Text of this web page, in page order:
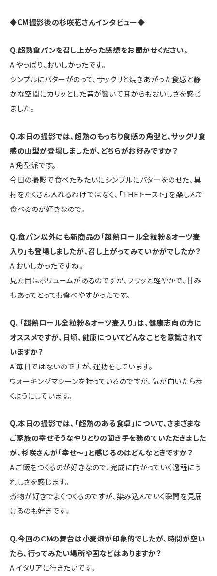
◆CM撮影後の杉咲花さんインタビュー◆
Q.超熟食パンを召し上がった感想をお聞かせください。
A.やっぱり、おいしかったです。
シンプルにバターがのって、サックリと焼きあがった食感と静
かな空間にカリッとした音が響いて耳からもおいしさを感じ
ました。
Q.本日の撮影では、超熟のもっちり食感の角型と、サックリ食
感の山型が登場しましたが、どちらがお好みですか？
A.角型派です。
今日の撮影で食べたみたいにシンプルにバターをのせた、具
材をたくさん入れるわけではなく、「THEトースト」を楽しんで
食べるのが好きなので。
Q.食パン以外にも新商品の「超熟ロール全粒粉＆オーツ麦
入り」も登場しましたが、召し上がってみていかがでしたか？
A.おいしかったですね。
見た目はボリュームがあるのですが、フワッと軽やかで、甘み
もあってとっても食べやすかったです。
Q. 「超熟ロール全粒粉＆オーツ麦入り」は、健康志向の方に
オススメですが、日頃、健康についてどんなことを意識されて
いますか？
A.毎日ではないのですが、運動をしています。
ウォーキングマシーンを持っているのですが、気が向いたら歩
くようにしています。
Q.本日の撮影では、「超熟のある食卓」について、さまざまな
ご家族の幸せそうなやりとりの聞き手を務めていただきました
が、杉咲さんが「幸せ〜」と感じるのはどんなときですか？
A.ご飯をつくるのが好きなので、完成に向かっていく過程にう
れしさを感じます。
煮物が好きでよくつくるのですが、染み込んでいく瞬間を見届
けるのも好きです。
Q.今回のＣＭの舞台は小麦畑が印象的でしたが、時間が空い
たら、行ってみたい場所や国などはありますか？
A.イタリアに行きたいです。